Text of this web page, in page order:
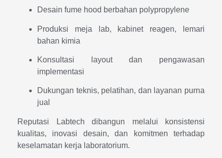
Desain fume hood berbahan polypropylene
Produksi meja lab, kabinet reagen, lemari
bahan kimia
Konsultasi layout dan pengawasan
implementasi
Dukungan teknis, pelatihan, dan layanan purna
jual
Reputasi Labtech dibangun melalui konsistensi
kualitas, inovasi desain, dan komitmen terhadap
keselamatan kerja laboratorium.